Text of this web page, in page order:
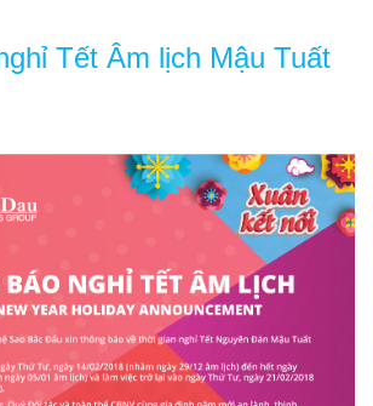
Tết Âm lịch Mậu Tuất